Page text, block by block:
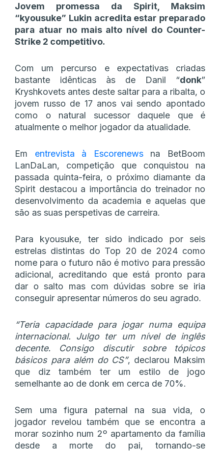
Jovem promessa da Spirit, Maksim
“kyousuke” Lukin acredita estar preparado
para atuar no mais alto nível do Counter-
Strike 2 competitivo.
Com um percurso e expectativas criadas
bastante idênticas às de Danil “donk”
Kryshkovets antes deste saltar para a ribalta, o
jovem russo de 17 anos vai sendo apontado
como o natural sucessor daquele que é
atualmente o melhor jogador da atualidade.
Em entrevista à Escorenewsna BetBoom
LanDaLan, competição que conquistou na
passada quinta-feira, o próximo diamante da
Spirit destacou a importância do treinador no
desenvolvimento da academia e aquelas que
são as suas perspetivas de carreira.
Para kyousuke, ter sido indicado por seis
estrelas distintas do Top 20 de 2024 como
nome para o futuro não é motivo para pressão
adicional, acreditando que está pronto para
dar o salto mas com dúvidas sobre se iria
conseguir apresentar números do seu agrado.
“Teria capacidade para jogar numa equipa
internacional. Julgo ter um nível de inglês
decente. Consigo discutir sobre tópicos
básicos para além do CS”, declarou Maksim
que diz também ter um estilo de jogo
semelhante ao de donk em cerca de 70%.
Sem uma figura paternal na sua vida, o
jogador revelou também que se encontra a
morar sozinho num 2º apartamento da família
desde a morte do pai, tornando-se